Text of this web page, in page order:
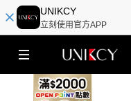
UNIKCY
立刻使用官方APP